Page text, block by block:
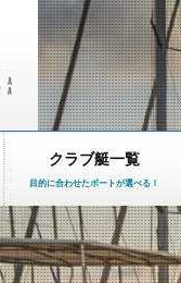
クラブ艇一覧
目的に合わせたボートが選べる！